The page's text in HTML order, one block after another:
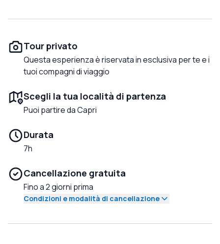
Tour privato
Questa esperienza è riservata in esclusiva per te e i
tuoi compagni di viaggio
Scegli la tua località di partenza
Puoi partire da Capri
Durata
7h
Cancellazione gratuita
Fino a 2 giorni prima
Condizioni e modalità di cancellazione